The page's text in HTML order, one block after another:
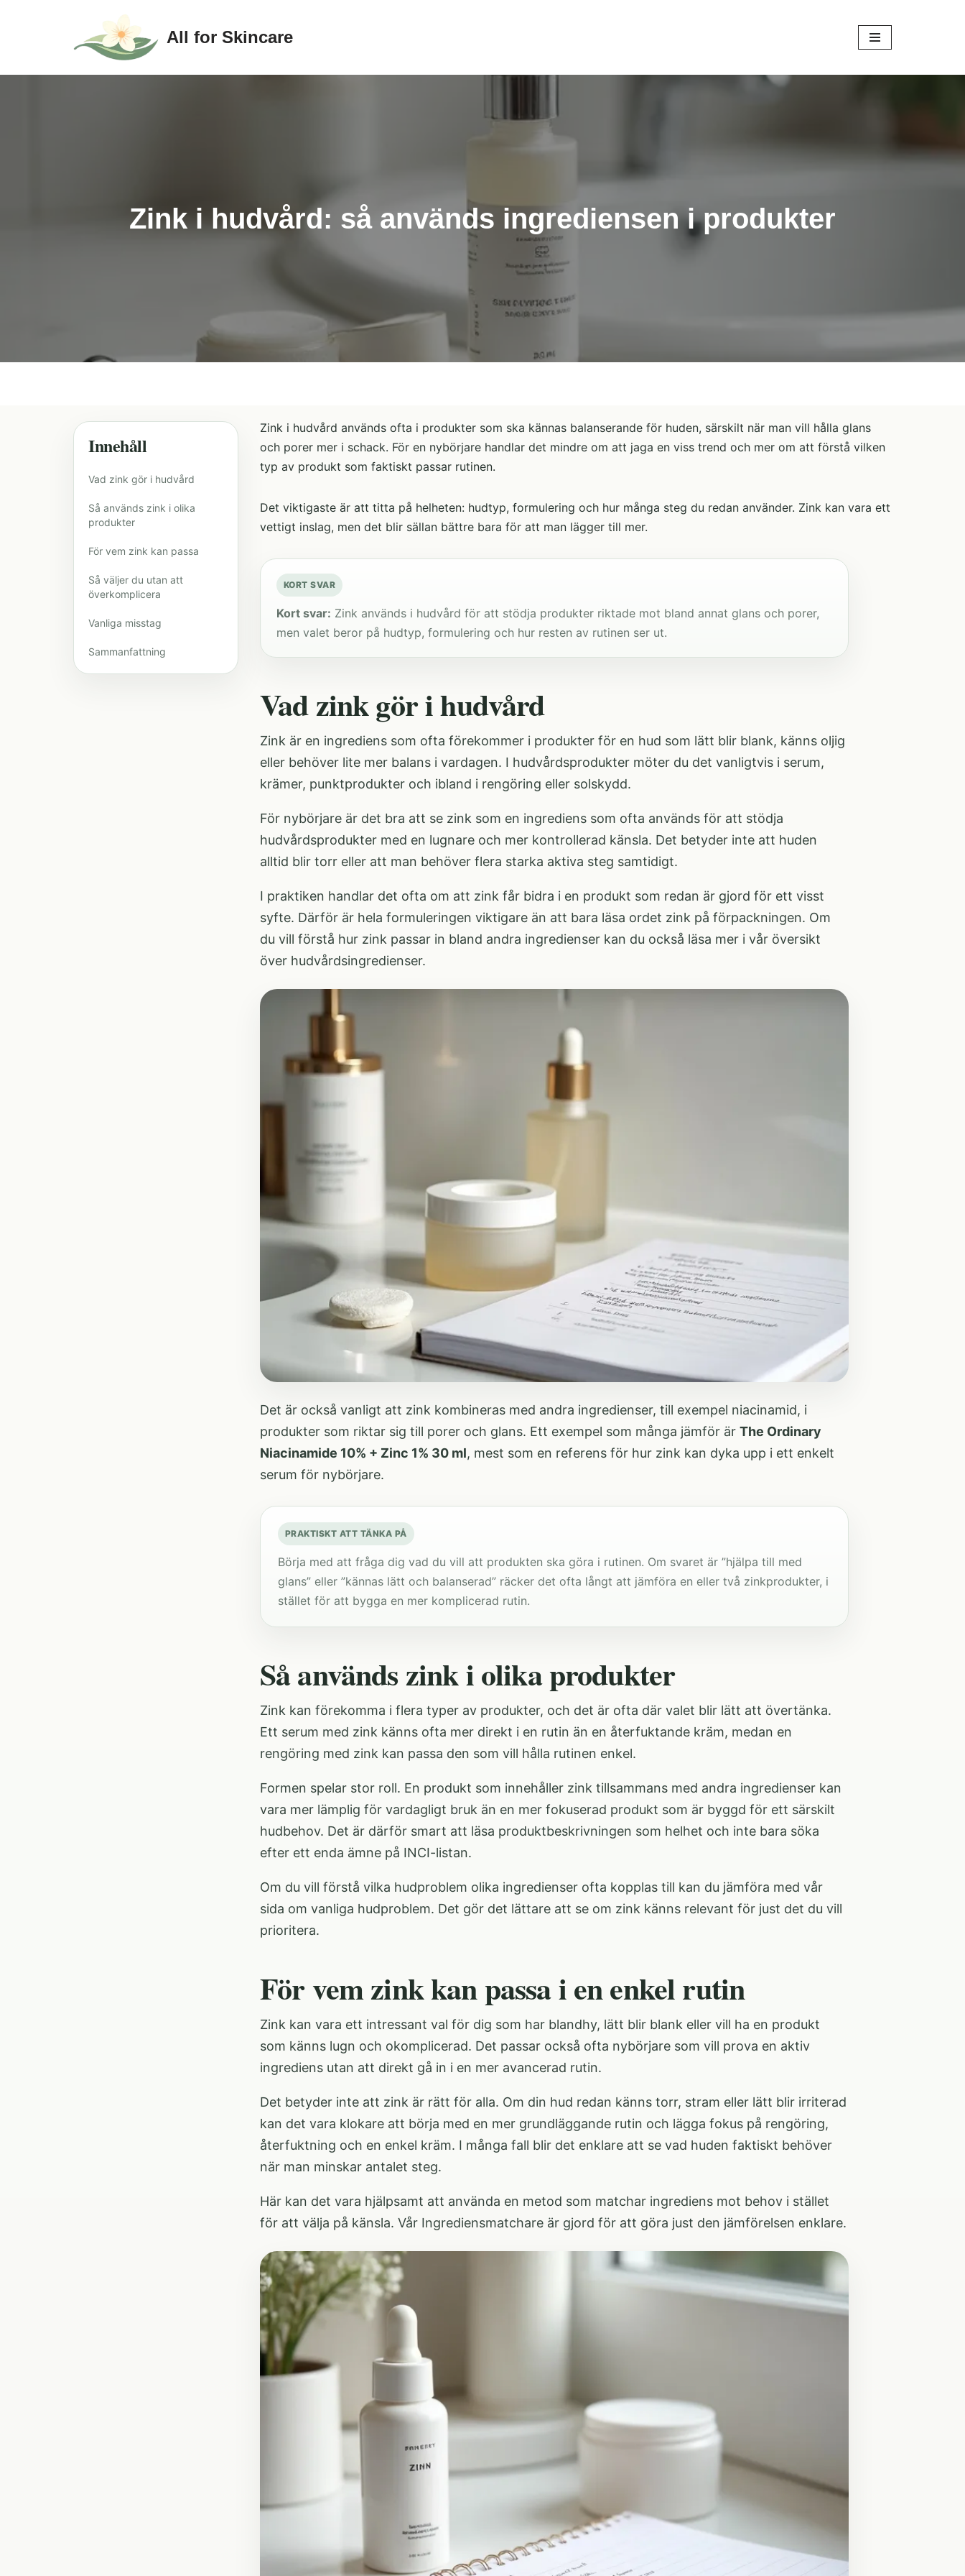
innehåll
All for Skincare
Zink i hudvård: så används ingrediensen i produkter
Innehåll
Vad zink gör i hudvård
Så används zink i olika
produkter
För vem zink kan passa
Så väljer du utan att
överkomplicera
Vanliga misstag
Sammanfattning
Zink i hudvård används ofta i produkter som ska kännas balanserande för huden, särskilt när man vill hålla glans
och porer mer i schack. För en nybörjare handlar det mindre om att jaga en viss trend och mer om att förstå vilken
typ av produkt som faktiskt passar rutinen.
Det viktigaste är att titta på helheten: hudtyp, formulering och hur många steg du redan använder. Zink kan vara ett
vettigt inslag, men det blir sällan bättre bara för att man lägger till mer.
KORT SVAR
Kort svar: Zink används i hudvård för att stödja produkter riktade mot bland annat glans och porer,
men valet beror på hudtyp, formulering och hur resten av rutinen ser ut.
Vad zink gör i hudvård
Zink är en ingrediens som ofta förekommer i produkter för en hud som lätt blir blank, känns oljig
eller behöver lite mer balans i vardagen. I hudvårdsprodukter möter du det vanligtvis i serum,
krämer, punktprodukter och ibland i rengöring eller solskydd.
För nybörjare är det bra att se zink som en ingrediens som ofta används för att stödja
hudvårdsprodukter med en lugnare och mer kontrollerad känsla. Det betyder inte att huden
alltid blir torr eller att man behöver flera starka aktiva steg samtidigt.
I praktiken handlar det ofta om att zink får bidra i en produkt som redan är gjord för ett visst
syfte. Därför är hela formuleringen viktigare än att bara läsa ordet zink på förpackningen. Om
du vill förstå hur zink passar in bland andra ingredienser kan du också läsa mer i vår översikt
över hudvårdsingredienser.
Det är också vanligt att zink kombineras med andra ingredienser, till exempel niacinamid, i
produkter som riktar sig till porer och glans. Ett exempel som många jämför är The Ordinary
Niacinamide 10% + Zinc 1% 30 ml, mest som en referens för hur zink kan dyka upp i ett enkelt
serum för nybörjare.
PRAKTISKT ATT TÄNKA PÅ
Börja med att fråga dig vad du vill att produkten ska göra i rutinen. Om svaret är ”hjälpa till med
glans” eller ”kännas lätt och balanserad” räcker det ofta långt att jämföra en eller två zinkprodukter, i
stället för att bygga en mer komplicerad rutin.
Så används zink i olika produkter
Zink kan förekomma i flera typer av produkter, och det är ofta där valet blir lätt att övertänka.
Ett serum med zink känns ofta mer direkt i en rutin än en återfuktande kräm, medan en
rengöring med zink kan passa den som vill hålla rutinen enkel.
Formen spelar stor roll. En produkt som innehåller zink tillsammans med andra ingredienser kan
vara mer lämplig för vardagligt bruk än en mer fokuserad produkt som är byggd för ett särskilt
hudbehov. Det är därför smart att läsa produktbeskrivningen som helhet och inte bara söka
efter ett enda ämne på INCI-listan.
Om du vill förstå vilka hudproblem olika ingredienser ofta kopplas till kan du jämföra med vår
sida om vanliga hudproblem. Det gör det lättare att se om zink känns relevant för just det du vill
prioritera.
För vem zink kan passa i en enkel rutin
Zink kan vara ett intressant val för dig som har blandhy, lätt blir blank eller vill ha en produkt
som känns lugn och okomplicerad. Det passar också ofta nybörjare som vill prova en aktiv
ingrediens utan att direkt gå in i en mer avancerad rutin.
Det betyder inte att zink är rätt för alla. Om din hud redan känns torr, stram eller lätt blir irriterad
kan det vara klokare att börja med en mer grundläggande rutin och lägga fokus på rengöring,
återfuktning och en enkel kräm. I många fall blir det enklare att se vad huden faktiskt behöver
när man minskar antalet steg.
Här kan det vara hjälpsamt att använda en metod som matchar ingrediens mot behov i stället
för att välja på känsla. Vår Ingrediensmatchare är gjord för att göra just den jämförelsen enklare.